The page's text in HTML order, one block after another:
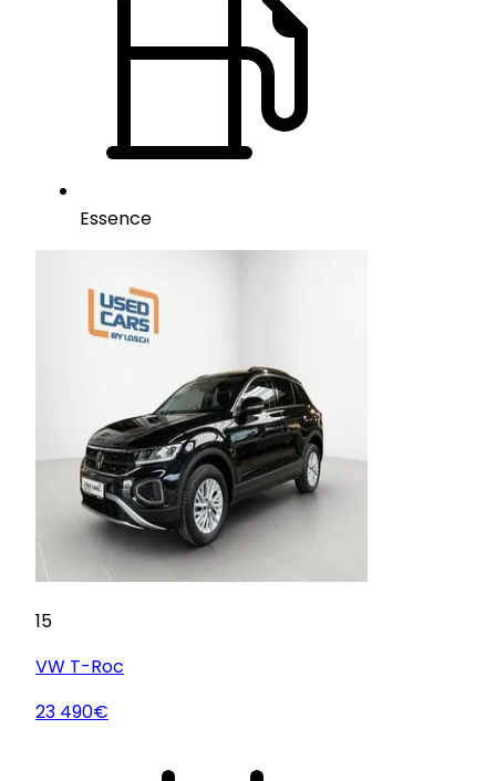
Essence
15
VW T-Roc
23 490€